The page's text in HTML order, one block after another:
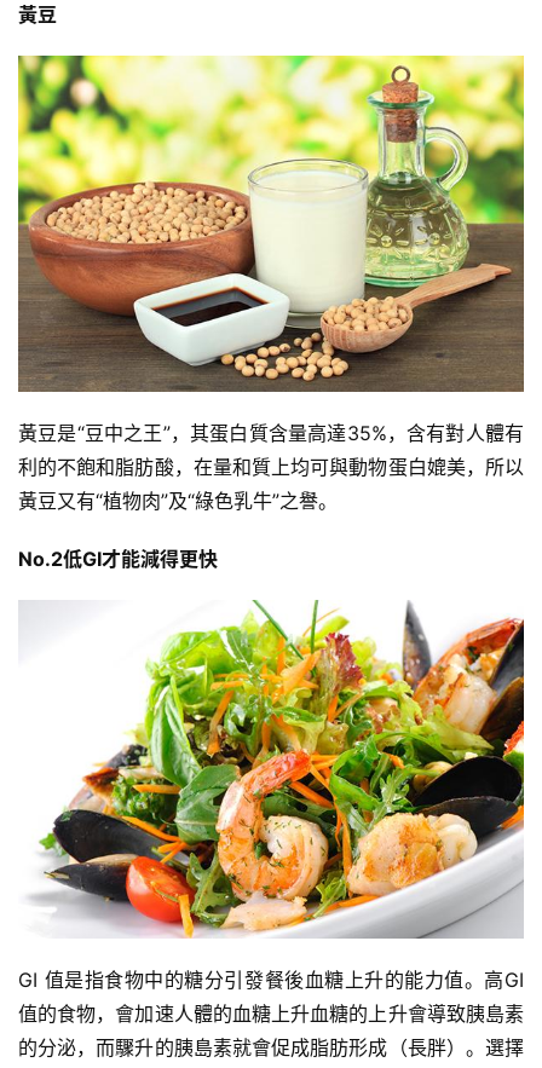
訓
練
增
肌
計
劃
瑜
伽
健
身
視
頻
黃豆
黃豆是“豆中之王”，其蛋白質含量高達35%，含有對人體有
利的不飽和脂肪酸，在量和質上均可與動物蛋白媲美，所以
黃豆又有“植物肉”及“綠色乳牛”之譽。
No.2低GI才能減得更快
GI 值是指食物中的糖分引發餐後血糖上升的能力值。高GI
值的食物，會加速人體的血糖上升血糖的上升會導致胰島素
的分泌，而驟升的胰島素就會促成脂肪形成（長胖）。選擇